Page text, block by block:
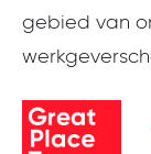
gebied van